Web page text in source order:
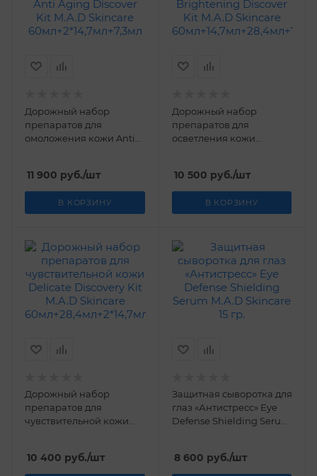
Дорожный набор
препаратов для
омоложения кожи Anti
60мл+2*14,7мл+7,3мл
11 900 руб./шт
В КОРЗИНУ
Дорожный набор
препаратов для
осветления кожи
60мл+14,7мл+28,4мл+7,3мл
10 500 руб./шт
В КОРЗИНУ
Дорожный набор
препаратов для
чувствительной кожи
60мл+28,4мл+2*14,7мл
10 400 руб./шт
Защитная сыворотка для
глаз «Антистресс» Eye
Defense Shielding Serum
8 600 руб./шт